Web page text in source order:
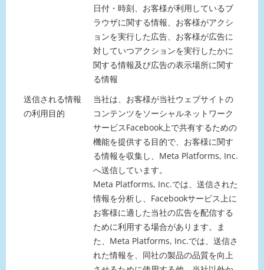
日付・時刻、お客様が利用しているブ
ラウザに関する情報、お客様がアクシ
ョンを実行した広告、お客様が広告に
対していつアクションを実行したかに
関する情報及び広告の表示場所に関す
る情報
送信される情報
の利用目的
当社は、お客様が当社ウェブサイトの
コンテンツをソーシャルネットワーク
サービスFacebook上で共有するための
機能を提供する目的で、お客様に関す
る情報を収集し、Meta Platforms, Inc.
へ送信しています。
Meta Platforms, Inc.では、送信された
情報を分析し、Facebookサービス上に
お客様に適した当社の広告を配信する
ために利用する場合があります。ま
た、Meta Platforms, Inc.では、送信さ
れた情報を、同社の製品の品質を向上